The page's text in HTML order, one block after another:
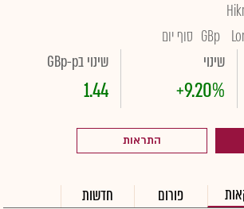
GBp סוף יום
שינוי
+9.20%
שינוי בGBp-p
1.44
התראות
פורום חדשות